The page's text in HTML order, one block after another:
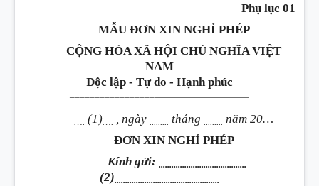
Phụ lục 01
MẪU ĐƠN XIN NGHỈ PHÉP
CỘNG HÒA XÃ HỘI CHỦ NGHĨA VIỆT
NAM
Độc lập - Tự do - Hạnh phúc
(1) , ngày tháng
năm 20…
ĐƠN XIN NGHỈ PHÉP
Kính gửi: .........................................
(2).................................................